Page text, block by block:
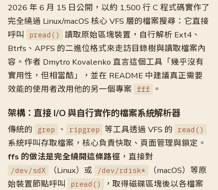
2026 年 6 月 15 日公開，以約 1,500 行 C 程式碼實作了
完全繞過 Linux/macOS 核心 VFS 層的檔案搜尋：它直接
呼叫
pread()
讀取原始區塊裝置，自行解析 Ext4、
Btrfs、APFS 的二進位格式來走訪目錄樹與讀取檔案內
容。作者 Dmytro Kovalenko 直言這個工具「幾乎沒有
實用性，但相當酷」，並在 README 中建議真正需要
效能的使用者改用他的另一個專案
fff 。
架構：直接 I/O 與自行實作的檔案系統解析器
傳統的 grep 、 ripgrep 等工具透過 VFS 的 read()
系統呼叫存取檔案，核心負責快取、頁面管理與鎖定。
ffs 的做法是完全繞開這條路徑 ，直接對
/dev/sdX （Linux）或 /dev/rdisk*
（macOS）等原
始裝置節點呼叫
pread()
，取得磁碟區塊後以各檔案